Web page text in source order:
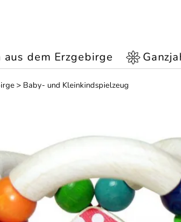
dem Erzgebirge
> Baby- und Kleinkindspielzeug